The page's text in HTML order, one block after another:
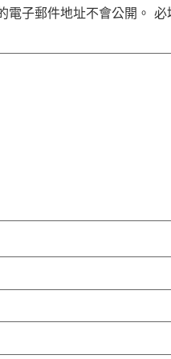
電子郵件地址不會公開。 必